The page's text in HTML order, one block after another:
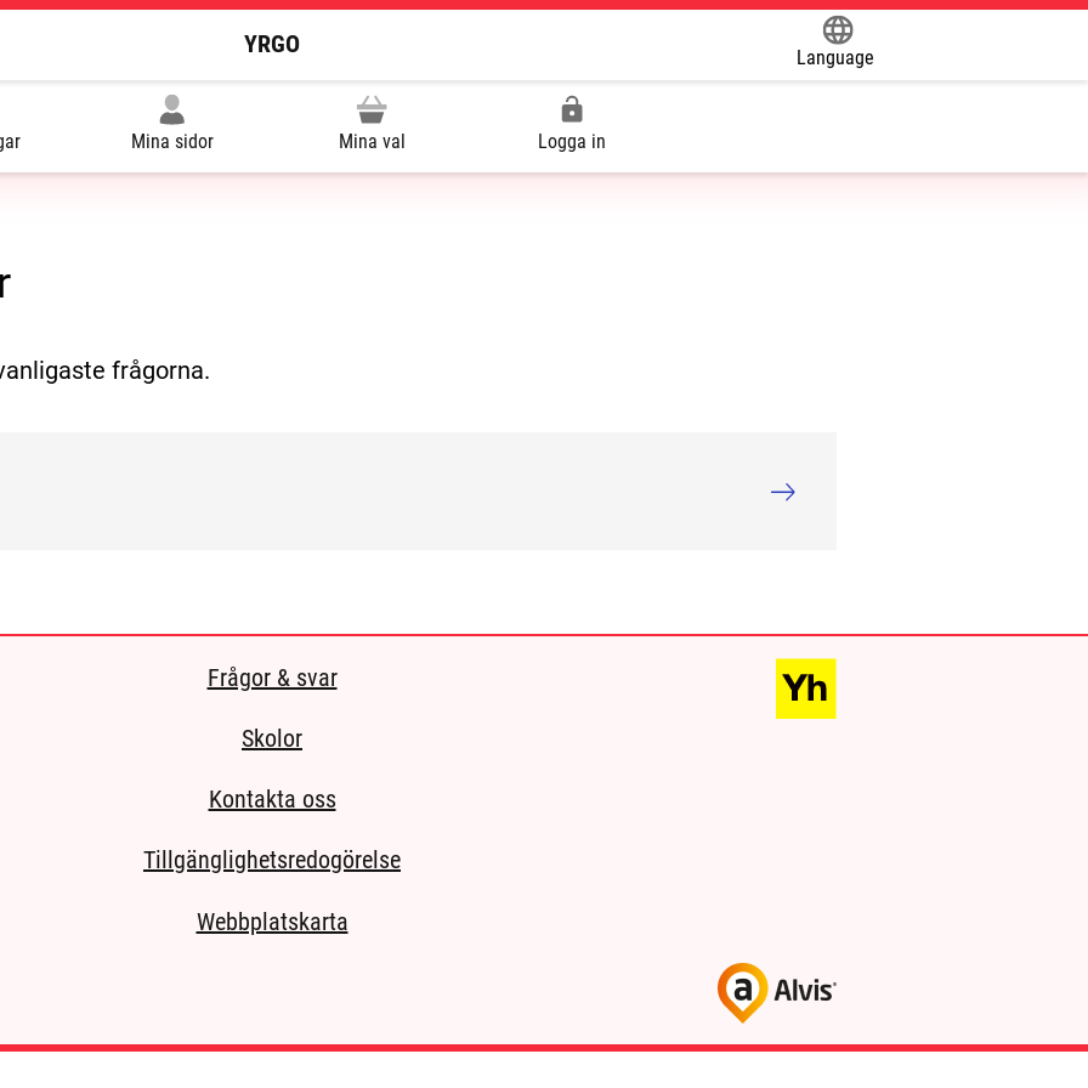
YRGO
Language
Mina sidor Mina val Logga in
frågorna.
Frågor & svar
Skolor
Kontakta oss
Tillgänglighetsredogörelse
Webbplatskarta